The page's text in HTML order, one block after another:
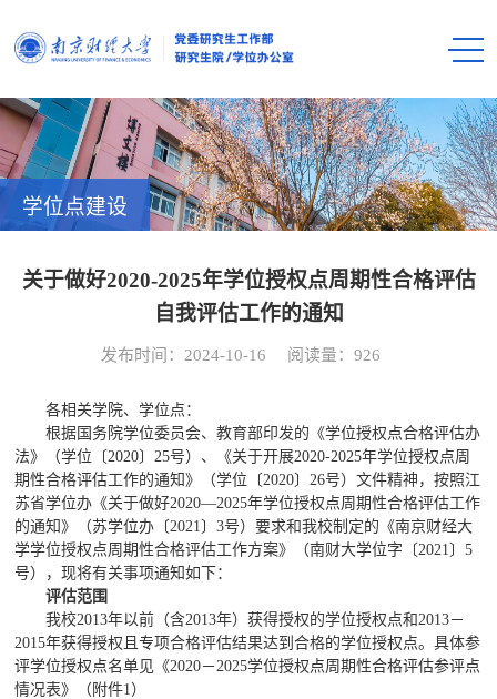
学位点建设
关于做好2020-2025年学位授权点周期性合格评估
自我评估工作的通知
发布时间：2024-10-16 阅读量： 926
各相关学院、学位点：
根据国务院学位委员会、教育部印发的《学位授权点合格评估办
法》（学位〔2020〕25号）、《关于开展2020-2025年学位授权点周
期性合格评估工作的通知》（学位〔2020〕26号）文件精神，按照江
苏省学位办《关于做好2020—2025年学位授权点周期性合格评估工作
的通知》（苏学位办〔2021〕3号）要求和我校制定的《南京财经大
学学位授权点周期性合格评估工作方案》（南财大学位字〔2021〕5
号），现将有关事项通知如下：
评估范围
我校2013年以前（含2013年）获得授权的学位授权点和2013－
2015年获得授权且专项合格评估结果达到合格的学位授权点。具体参
评学位授权点名单见《2020－2025学位授权点周期性合格评估参评点
情况表》（附件1）